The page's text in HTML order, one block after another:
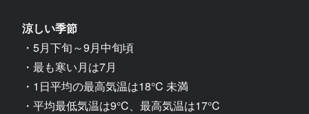
涼しい季節
・5月下旬～9月中旬頃
・最も寒い月は7月
・1日平均の最高気温は18°C 未満
・平均最低気温は9°C、最高気温は17°C